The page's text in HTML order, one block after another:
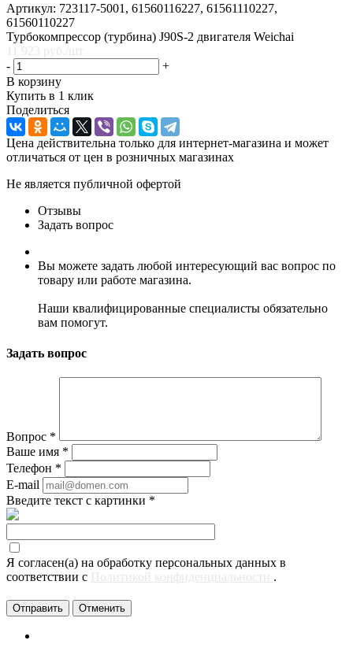
Артикул: 723117-5001, 61560116227, 61561110227,
61560110227
Турбокомпрессор (турбина) J90S-2 двигателя Weichai
11 923 руб.
/шт
-
+
В корзину
Купить в 1 клик
Поделиться
Цена действительна только для интернет-магазина и может
отличаться от цен в розничных магазинах
Не является публичной офертой
Отзывы
Задать вопрос
Вы можете задать любой интересующий вас вопрос по
товару или работе магазина.
Наши квалифицированные специалисты обязательно
вам помогут.
Задать вопрос
Вопрос *
Ваше имя *
Телефон *
E-mail
Введите текст с картинки *
Я согласен(а) на обработку персональных данных в
соответствии с Политикой конфиденциальности .
Отменить